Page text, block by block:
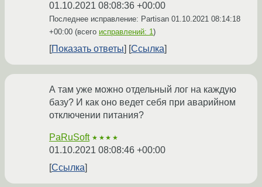
01.10.2021 08:08:36 +00:00
Последнее исправление: Partisan 01.10.2021 08:14:18
+00:00 (всего исправлений: 1)
Показать ответы Ссылка
А там уже можно отдельный лог на каждую
базу? И как оно ведет себя при аварийном
отключении питания?
PaRuSoft ★★★★
01.10.2021 08:08:46 +00:00
Ссылка